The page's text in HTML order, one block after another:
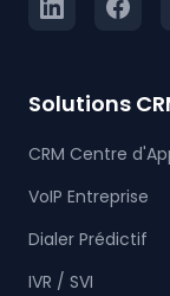
Solutions
CRM Centre
VoIP Entreprise
Dialer Prédictif
IVR / SVI